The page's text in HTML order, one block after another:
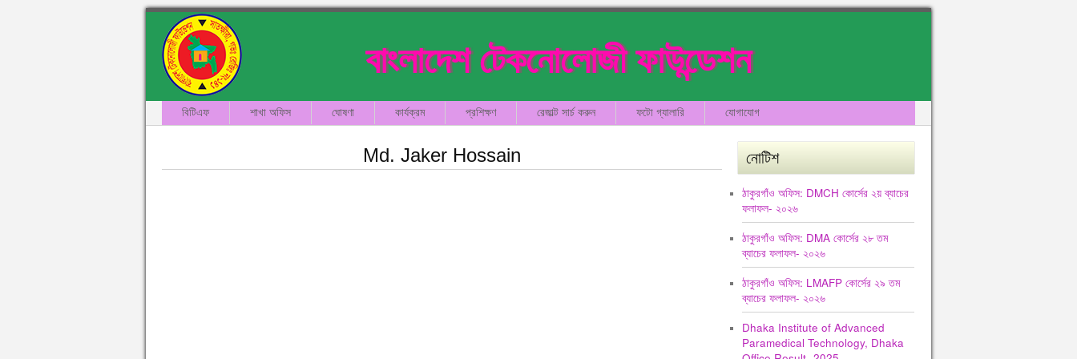
বাংলাদেশ টেকনোলোজী ফাউন্ডেশন
বিটিএফ শাখা অফিস ঘোষণা কার্যক্রম প্রশিক্ষণ রেজাল্ট সার্চ করুন ফটো গ্যালারি যোগাযোগ
Md. Jaker Hossain নোটিশ
ঠাকুরগাঁও অফিস: DMCH কোর্সের ২য় ব্যাচের
ফলাফল- ২০২৬
ঠাকুরগাঁও অফিস: DMA কোর্সের ২৮ তম
ব্যাচের ফলাফল- ২০২৬
ঠাকুরগাঁও অফিস: LMAFP কোর্সের ২৯ তম
ব্যাচের ফলাফল- ২০২৬
Dhaka Institute of Advanced
Paramedical Technology, Dhaka